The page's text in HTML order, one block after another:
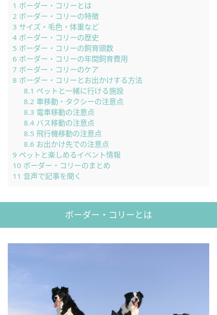
1 ボーダー・コリーとは
2 ボーダー・コリーの特徴
3 サイズ・毛色・体重など
4 ボーダー・コリーの歴史
5 ボーダー・コリーの飼育頭数
6 ボーダー・コリーの年間飼育費用
7 ボーダー・コリーのケア
8 ボーダー・コリーとお出かけする方法
8.1 ペットと一緒に行ける施設
8.2 車移動・タクシーの注意点
8.3 電車移動の注意点
8.4バス移動の注意点
8.5 飛行機移動の注意点
8.6 お出かけ先での注意点
9 ペットと楽しめるイベント情報
10 ボーダー・コリーのまとめ
11 音声で記事を聞く
ボーダー・コリーとは